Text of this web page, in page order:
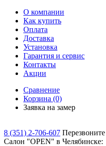
О компании
Как купить
Оплата
Доставка
Установка
Гарантия и сервис
Контакты
Акции
Сравнение
Корзина (0)
Заявка на замер
8 (351) 2-706-607
Cалон "OPEN" в Челябинске: